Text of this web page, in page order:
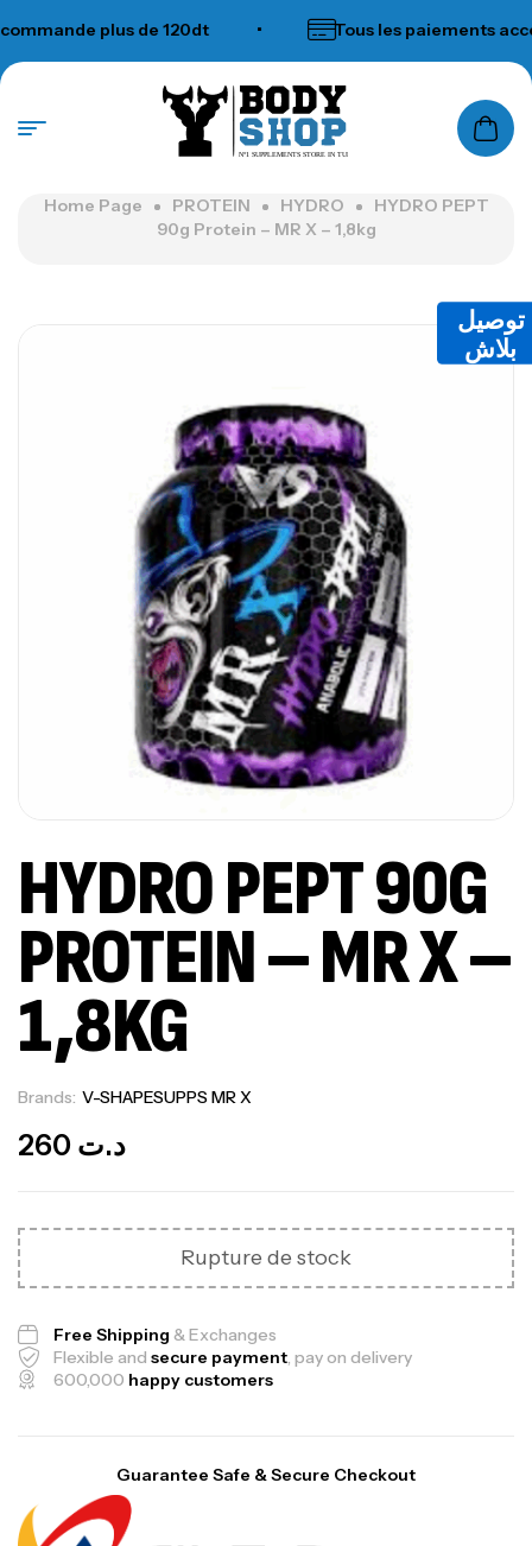
plus de 120dt Tous les paiements
N°1 SUPPLEMENTS STORE IN TUNISIA
Home Page PROTEIN HYDRO
HYDRO PEPT
90g Protein – MR X – 1,8kg
توصيل
بلاش
HYDRO PEPT 90G
PROTEIN – MR X –
1,8KG
Brands: V-SHAPESUPPS MR X
د.ت
Rupture de stock
Free Shipping & Exchanges
Flexible and secure payment, pay on delivery
600,000 happy customers
Guarantee Safe & Secure Checkout